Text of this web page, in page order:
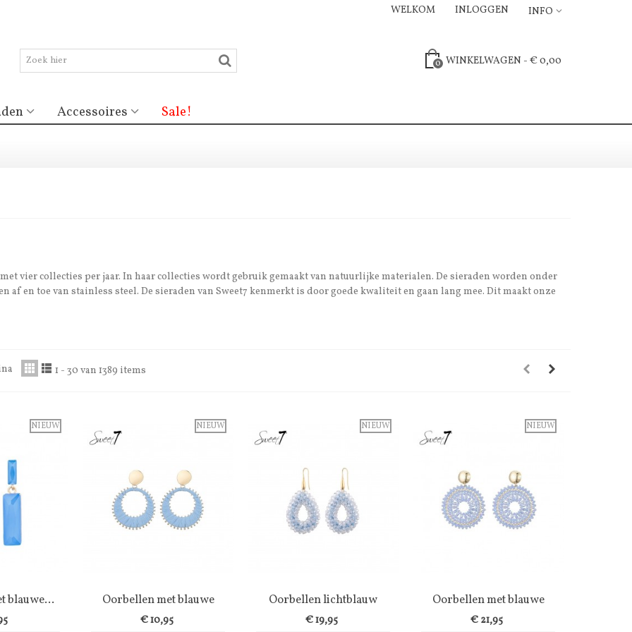
INFO
INLOGGEN
WELKOM
0 WINKELWAGEN - € 0,00
Accessoires Sale!
vier collecties per jaar. In haarcollecties wordt gebruik gemaakt van natuurlijke materialen. De sieraden worden onder
af en toe van stainless steel. De sieraden van Sweet7 kenmerkt is door goede kwaliteit en gaan lang mee. Dit maakt onze
1 - 30 van 1389 items
NIEUW
blauwe...
NIEUW
Wenslijst
Oorbellen met blauwe
cirkel van...
€ 10,95
NIEUW
Wenslijst
Oorbellen lichtblauw
kralen in...
€ 19,95
NIEUW
Wenslijst
Oorbellen met blauwe
kralen en...
€ 21,95